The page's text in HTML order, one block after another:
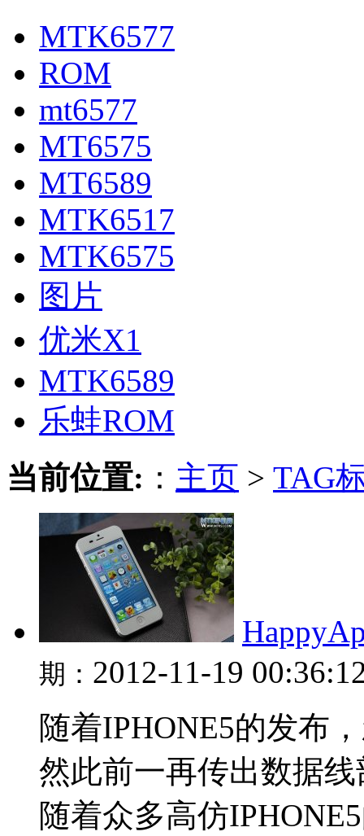
MTK6577
ROM
mt6577
MT6575
MT6589
MTK6517
MTK6575
图片
优米X1
MTK6589
乐蛙ROM
当前位置: ： 主页 > TAG
期： 2012-11-19
随着IPHONE5的发布
然此前一再传出数据
随着众多高仿